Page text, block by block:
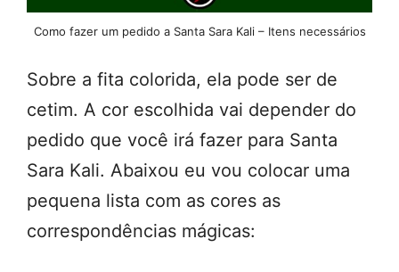
Como fazer um pedido a Santa Sara Kali – Itens necessários
Sobre a fita colorida, ela pode ser de
cetim. A cor escolhida vai depender do
pedido que você irá fazer para Santa
Sara Kali. Abaixou eu vou colocar uma
pequena lista com as cores as
correspondências mágicas: